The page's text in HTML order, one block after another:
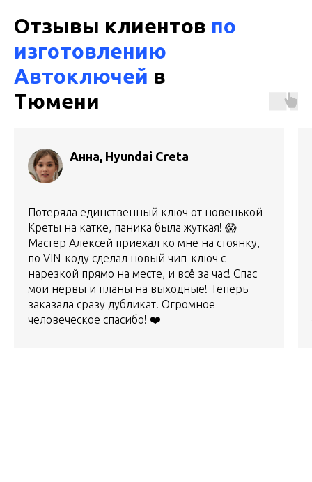
Отзывы клиентов по
изготовлению
Автоключей в
Тюмени
Анна, Hyundai Creta
Потеряла единственный ключ от новенькой
Креты на катке, паника была жуткая! 😱
Мастер Алексей приехал ко мне на стоянку,
по VIN-коду сделал новый чип-ключ с
нарезкой прямо на месте, и всё за час! Спас
мои нервы и планы на выходные! Теперь
заказала сразу дубликат. Огромное
человеческое спасибо! ❤️